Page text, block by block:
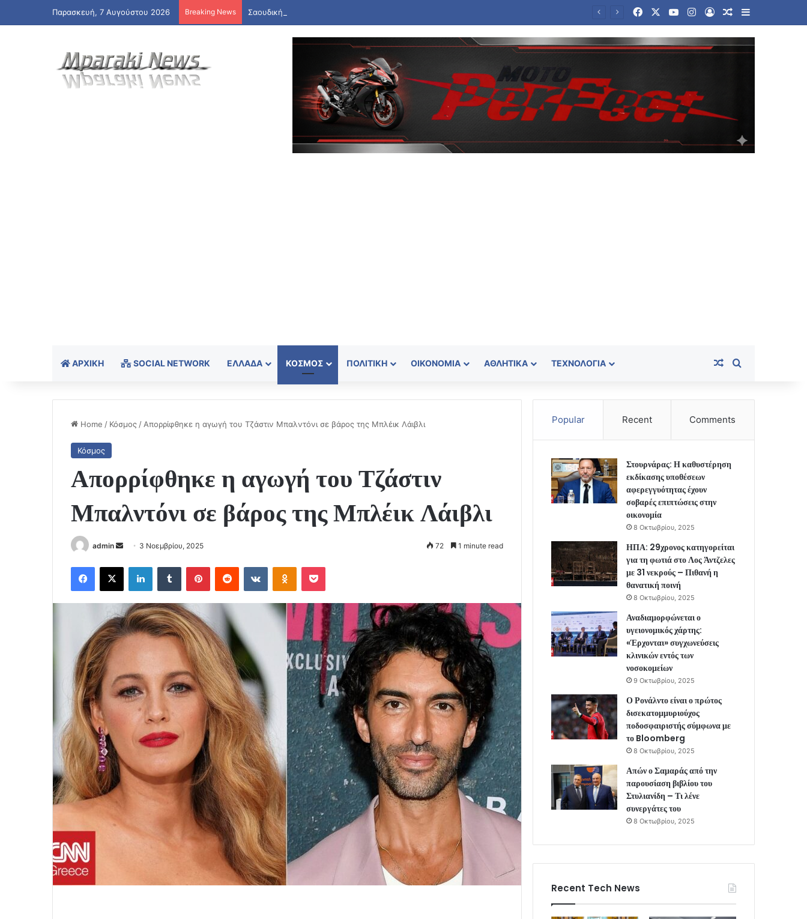
Παρασκευή, 7 Αυγούστου 2026 Breaking News Σαουδική Αραβία, Τουρκία και Πακιστάν υπέγραψαν συμφωνία αμυντικής συνεργασίας FacebookYouTubeInstagram
Log InRandom Article
Sidebar
ΑΡΧΙΚΉ SOCIAL NETWORK ΕΛΛΆΔΑ ΚΌΣΜΟΣ ΠΟΛΙΤΙΚΉ ΟΙΚΟΝΟΜΊΑ ΑΘΛΗΤΙΚΆ ΤΕΧΝΟΛΟΓΊΑ Random Article
Home / Κόσμος / Απορρίφθηκε η αγωγή του Τζάστιν Μπαλντόνι σε βάρος της Μπλέικ Λάιβλι
Κόσμος
Απορρίφθηκε η αγωγή του Τζάστιν
Μπαλντόνι σε βάρος της Μπλέικ Λάιβλι
admin
Send
email
3 Νοεμβρίου, 2025 72 1 minute read
Facebook
X LinkedInTumblr PinterestReddit VKontakteOdnoklassniki
Pocket
Popular Recent Comments
Στουρνάρας: Η καθυστέρηση
εκδίκασης υποθέσεων
αφερεγγυότητας έχουν
σοβαρές επιπτώσεις στην
οικονομία
8 Οκτωβρίου, 2025
ΗΠΑ: 29χρονος κατηγορείται
για τη φωτιά στο Λος Άντζελες
με 31 νεκρούς – Πιθανή η
θανατική ποινή
8 Οκτωβρίου, 2025
Αναδιαμορφώνεται ο
υγειονομικός χάρτης:
«Έρχονται» συγχωνεύσεις
κλινικών εντός των
νοσοκομείων
9 Οκτωβρίου, 2025
Ο Ρονάλντο είναι ο πρώτος
δισεκατομμυριούχος
ποδοσφαιριστής σύμφωνα με
το Bloomberg
8 Οκτωβρίου, 2025
Απών ο Σαμαράς από την
παρουσίαση βιβλίου του
Στυλιανίδη – Τι λένε
συνεργάτες του
8 Οκτωβρίου, 2025
Recent Tech News